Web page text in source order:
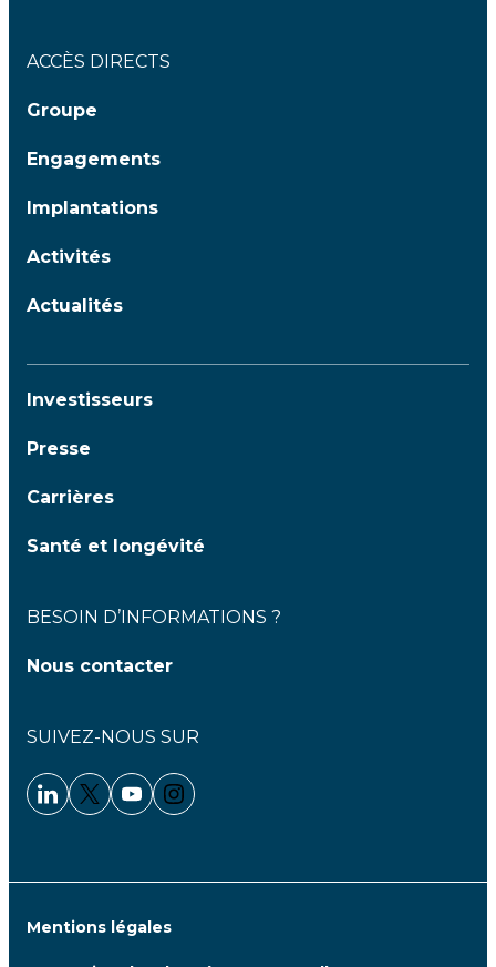
ACCÈS DIRECTS
Groupe
Engagements
Implantations
Activités
Actualités
Investisseurs
Presse
Carrières
Santé et longévité
BESOIN D’INFORMATIONS ?
Nous contacter
SUIVEZ-NOUS SUR
Linkedin - Clariane
Twitter - Clariane
Youtube - Clariane
Instagram - Clariane
Mentions légales